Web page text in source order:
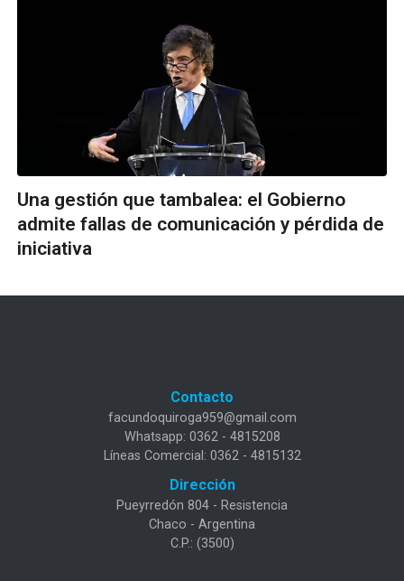
Una gestión que tambalea: el Gobierno
admite fallas de comunicación y pérdida de
iniciativa
Contacto
facundoquiroga959@gmail.com
Whatsapp: 0362 - 4815208
Líneas Comercial: 0362 - 4815132
Dirección
Pueyrredón 804 - Resistencia
Chaco - Argentina
C.P.: (3500)